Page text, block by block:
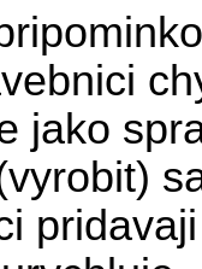
jako